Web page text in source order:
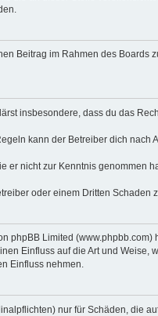
Beitrag im Rahmen des Boards
insbesondere, dass du das
kann der Betreiber dich nach
er nicht zur Kenntnis genommen
oder einem Dritten Schaden
phpBB Limited (www.phpbb.com)
Einfluss auf die Art und Weise,
Einfluss nehmen.
nur für Schäden, die